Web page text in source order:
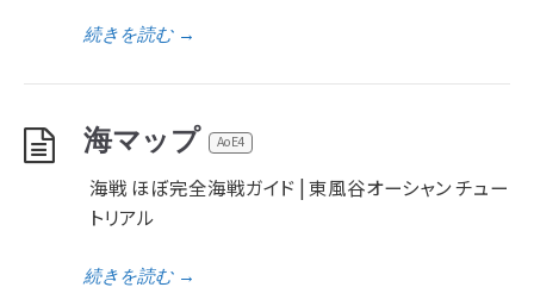
続きを読む→
海マップ AoE4
海戦 ほぼ完全海戦ガイド | 東風谷オーシャン チュー
トリアル
続きを読む→